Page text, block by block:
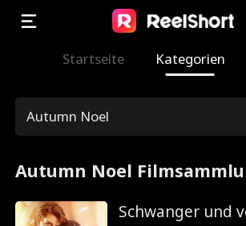
Startseite Kategorien
Autumn Noel
Autumn Noel
Schwanger und